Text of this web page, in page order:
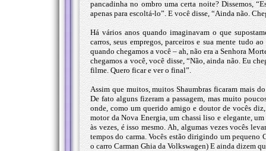
pancadinha no ombro uma certa noite? Dissemos,
apenas para escoltá-lo”. E você disse, “Ainda não.
Há vários anos quando imaginavam o que
carros, seus empregos, parceiros e sua mente tudo
quando chegamos a você – ah, não era a Senhora
chegamos a você, você disse, “Não, ainda não. Eu
filme. Quero ficar e ver o final”.
Assim que muitos, muitos Shaumbras ficaram mais
De fato alguns fizeram a passagem, mas muito
onde, como um querido amigo e doutor de vocês
motor da Nova Energia, um chassi liso e elegante,
às vezes, é isso mesmo. Ah, algumas vezes vocês
tempos do carma. Vocês estão dirigindo um pequeno
o carro Carman Ghia da Volkswagen) E ainda dizem